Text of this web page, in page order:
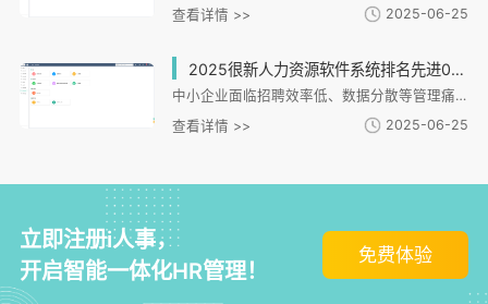
查看详情 >>
2025-06-25
2025很新人力资源软件系统排名先进0，哪款适合中小企业？
中小企业面临招聘效率低、数据分散等管理痛点，急需数字化HR系统。i人事HR管理系统针对连锁零售、制造等提供模块化解决方案，具备招聘、灵活考勤、自动薪酬核算等核心功能，支持多场景适配和低成本部署。其化设计能有效解决中小企业跨区域管理、数据整合等难题，通过轻量化实施和化工具提升管理效率，是企业数字化转型的理想选择。
查看详情 >>
2025-06-25
立即注册i人事，
开启智能一体化HR管理！
免费体验